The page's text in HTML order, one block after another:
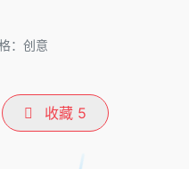
：创意
收藏 5